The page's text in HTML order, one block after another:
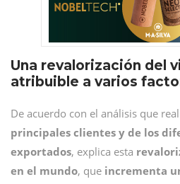
Una revalorización del
atribuible a varios
De acuerdo con el análisis que
principales clientes y de los
exportados, explica esta
en el mundo, que incrementa